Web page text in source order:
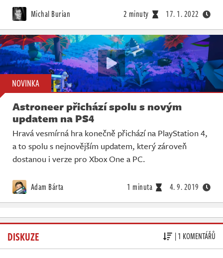
Michal Burian 2 minuty 17. 1. 2022
NOVINKA
Astroneer přichází spolu s novým
updatem na PS4
Hravá vesmírná hra konečně přichází na PlayStation 4,
a to spolu s nejnovějším updatem, který zároveň
dostanou i verze pro Xbox One a PC.
Adam Bárta 1 minuta 4. 9. 2019
DISKUZE | 1 KOMENTÁŘŮ